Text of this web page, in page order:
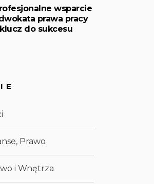
wsparcie
prawa pracy
do sukcesu
Prawo
i Wnętrza